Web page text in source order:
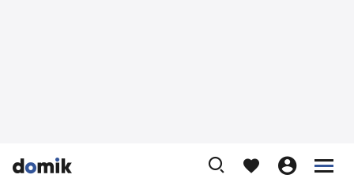


    

